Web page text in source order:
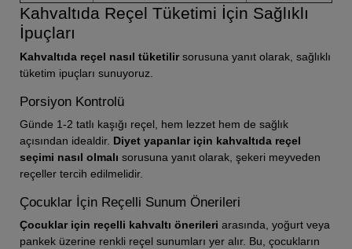
Kahvaltıda Reçel Tüketimi İçin Sağlıklı
İpuçları
Kahvaltıda reçel nasıl tüketilirsorusuna yanıt olarak, sağlıklı
tüketim ipuçları sunuyoruz.
Porsiyon Kontrolü
Günde 1-2 tatlı kaşığı reçel, hem lezzet hem de sağlık
açısından idealdir. Diyet yapanlar için kahvaltıda reçel
seçimi nasıl olmalı sorusuna yanıt olarak, şekeri meyveden
reçeller tercih edilmelidir.
Çocuklar İçin Reçelli Sunum Önerileri
Çocuklar için reçelli kahvaltı önerileri arasında, yoğurt veya
pankek üzerine renkli reçel sunumları yer alır. Bu, çocukların